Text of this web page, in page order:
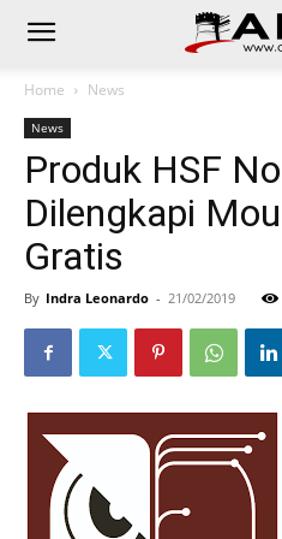
Home News
News
Produk HSF
Dilengkapi
Gratis
By Indra Leonardo - 21/02/2019